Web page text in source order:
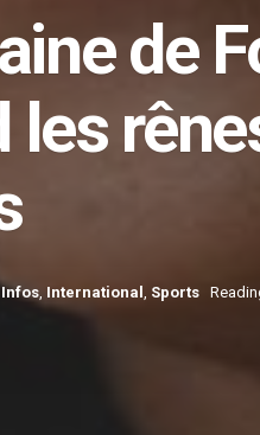
de
les
Infos, International , Sports